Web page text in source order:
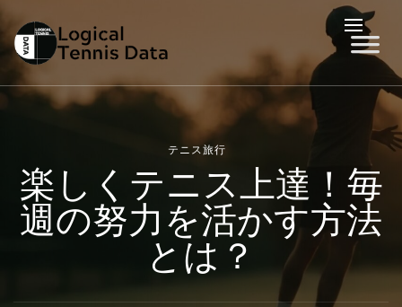
LTD
Logical Tennis Data
テニス旅行
楽しくテニス上達！毎
週の努力を活かす方法
とは？